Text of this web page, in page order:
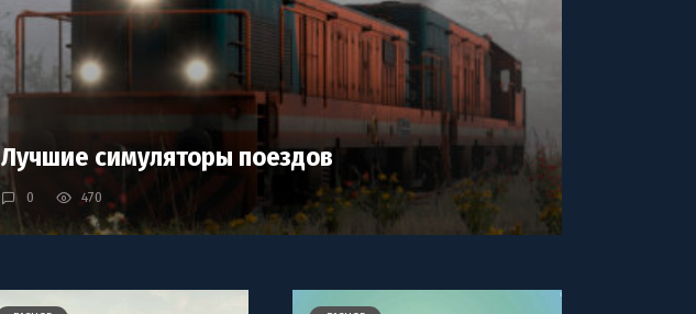
Лучшие симуляторы поездов
0 470